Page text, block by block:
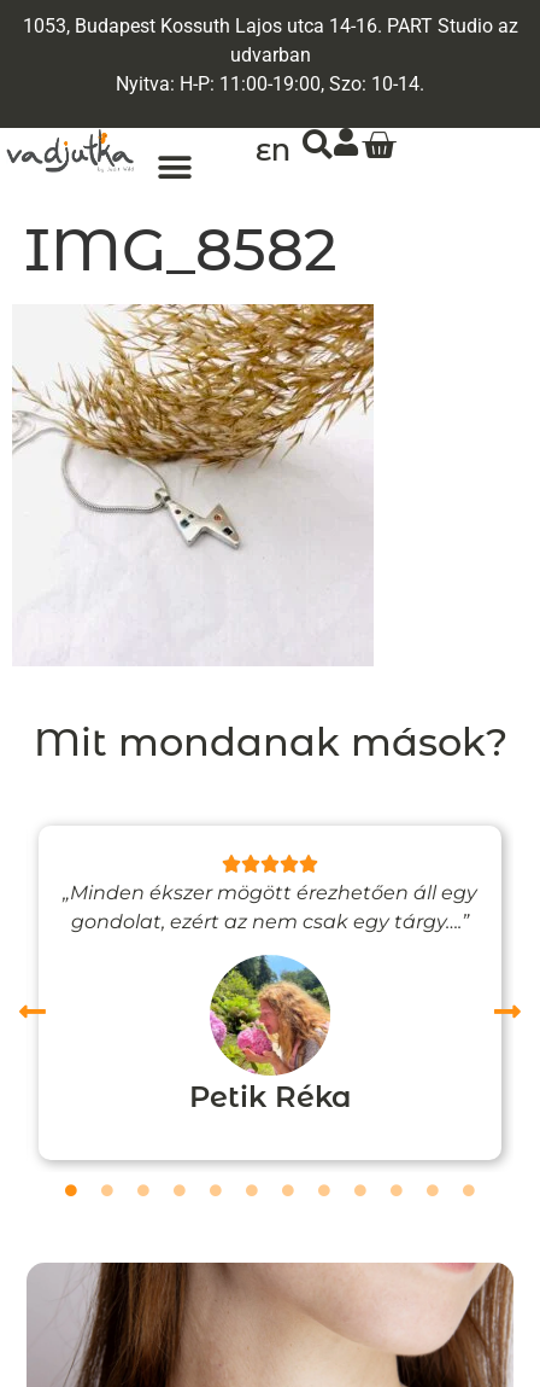
1053, Budapest Kossuth Lajos utca 14-16. PART Studio az
udvarban
Nyitva: H-P: 11:00-19:00, Szo: 10-14.
EN
IMG_8582
Mit mondanak mások?
„Minden ékszer mögött érezhetően áll egy
gondolat, ezért az nem csak egy tárgy….”
Petik Réka